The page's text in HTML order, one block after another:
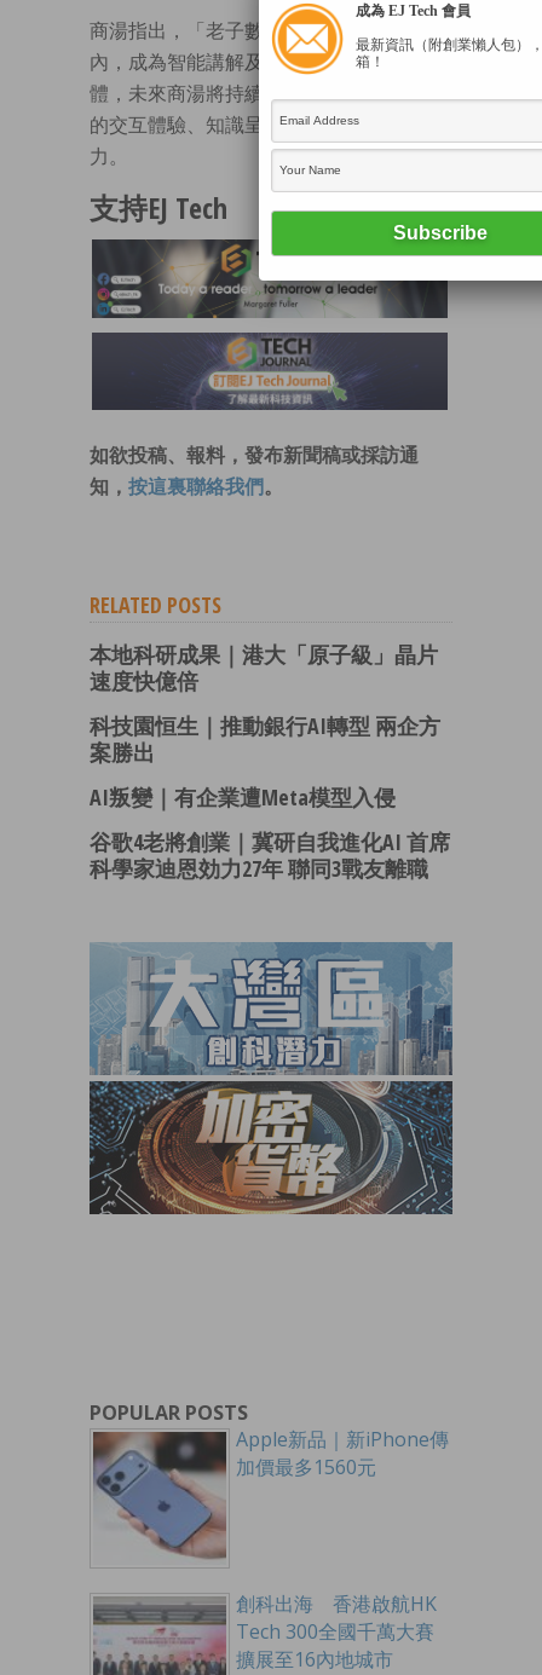
商湯指出，「老子數字人」在函谷關景區
內，成為智能講解及文化體驗的重要載
體，未來商湯將持續提升「老子數字人」
的交互體驗、知識呈現，以及情感共鳴能
力。
支持EJ Tech
如欲投稿、報料，發布新聞稿或採訪通
知， 按這裏聯絡我們 。
RELATED POSTS
本地科研成果｜港大「原子級」晶片
速度快億倍
科技園恒生｜推動銀行AI轉型 兩企方
案勝出
AI叛變｜有企業遭Meta模型入侵
谷歌4老將創業｜冀研自我進化AI 首席
科學家迪恩効力27年 聯同3戰友離職
POPULAR POSTS
Apple新品｜新iPhone傳
加價最多1560元
創科出海 香港啟航HK
Tech 300全國千萬大賽
擴展至16內地城市
成為 EJ Tech 會員
最新資訊（附創業懶人包）
箱！